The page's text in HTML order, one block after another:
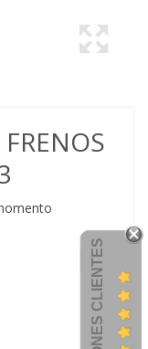
OPINIONES CLIENTES